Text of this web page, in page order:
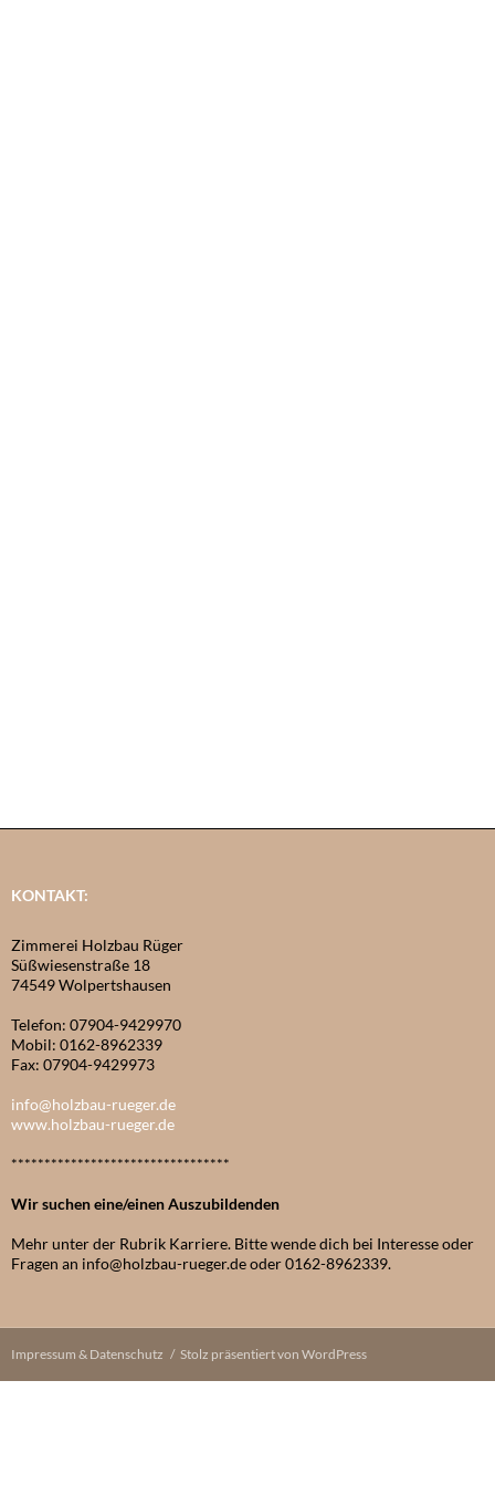
KONTAKT:
Zimmerei Holzbau Rüger
Süßwiesenstraße 18
74549 Wolpertshausen
Telefon: 07904-9429970
Mobil: 0162-8962339
Fax: 07904-9429973
info@holzbau-rueger.de
www.holzbau-rueger.de
*********************************
Wir suchen eine/einen Auszubildenden
Mehr unter der Rubrik Karriere. Bitte wende dich bei Interesse oder
Fragen an info@holzbau-rueger.de oder 0162-8962339.
Impressum & Datenschutz Stolz präsentiert von WordPress